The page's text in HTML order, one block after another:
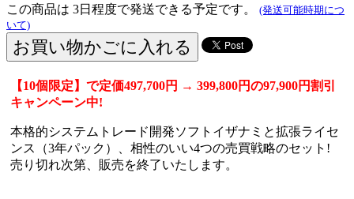
この商品は 3日程度で発送できる予定です。 (発送可能時期につ
いて)
【10個限定】で定価497,700円 → 399,800円の97,900円割引
キャンペーン中!
本格的システムトレード開発ソフトイザナミと拡張ライセ
ンス（3年パック）、相性のいい4つの売買戦略のセット!
売り切れ次第、販売を終了いたします。